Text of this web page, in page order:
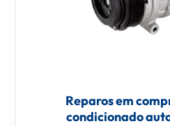
Reparos em
condicionado